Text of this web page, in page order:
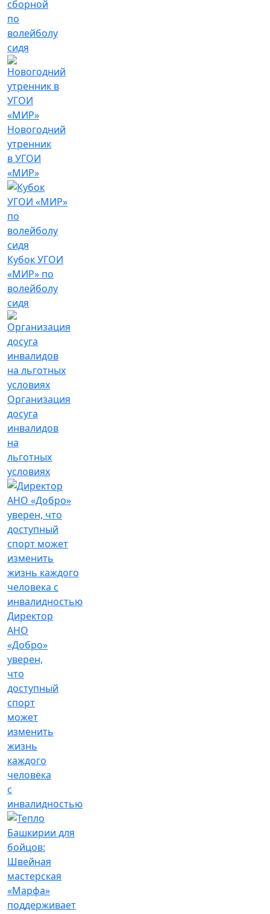
сборной
по
волейболу
сидя
Новогодний
утренник
в УГОИ
«МИР»
Кубок УГОИ
«МИР» по
волейболу
сидя
Организация
досуга
инвалидов
на
льготных
условиях
Директор
АНО
«Добро»
уверен,
что
доступный
спорт
может
изменить
жизнь
каждого
человека
с
инвалидностью